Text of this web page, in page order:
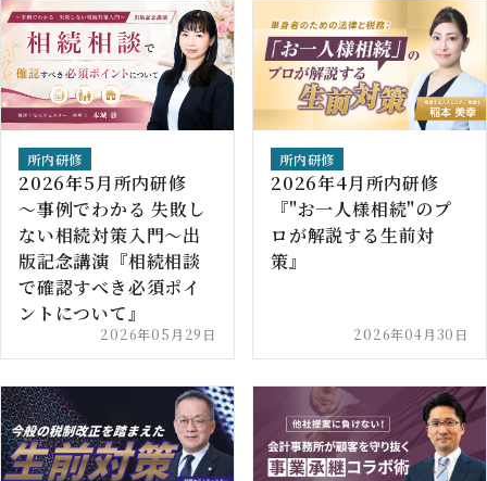
所内研修
2026年5月所内研修
～事例でわかる 失敗し
ない相続対策入門～出
版記念講演『相続相談
で確認すべき必須ポイ
ントについて』
2026年05月29日
所内研修
2026年4月所内研修
『"お一人様相続"のプ
ロが解説する生前対
策』
2026年04月30日